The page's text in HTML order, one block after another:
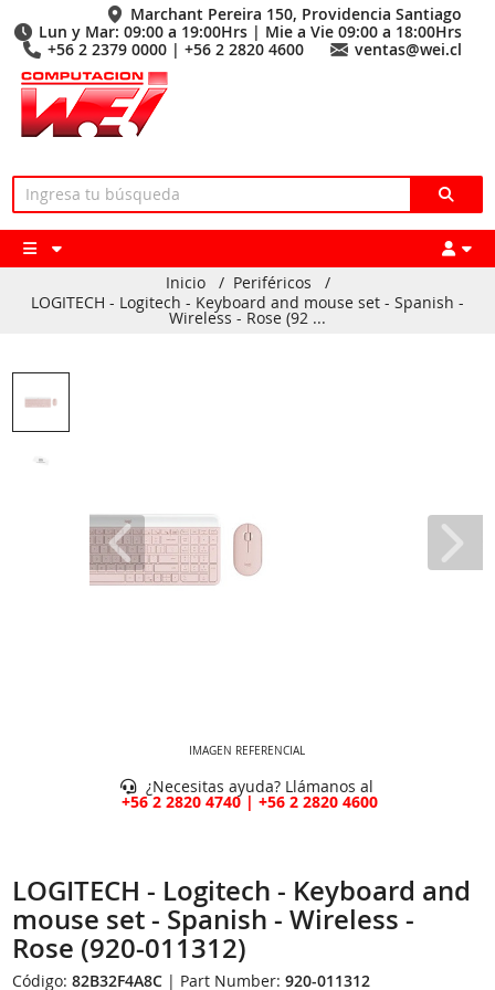
Marchant Pereira 150, Providencia Santiago
Lun y Mar: 09:00 a 19:00Hrs | Mie a Vie 09:00 a 18:00Hrs
+56 2 2379 0000 | +56 2 2820 4600
ventas@wei.cl
Inicio / Periféricos
/
LOGITECH - Logitech - Keyboard and mouse set - Spanish -
Wireless - Rose (92 ...
IMAGEN REFERENCIAL
¿Necesitas ayuda? Llámanos al
+56 2 2820 4740 | +56 2 2820 4600
LOGITECH - Logitech - Keyboard and
mouse set - Spanish - Wireless -
Rose (920-011312)
Código:82B32F4A8C | Part Number:920-011312